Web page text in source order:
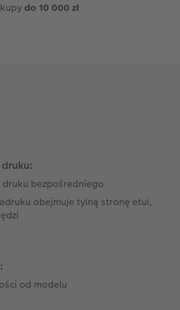
do 10 000 zł
druku bezpośredniego
obejmuje tylną stronę etui,
od modelu